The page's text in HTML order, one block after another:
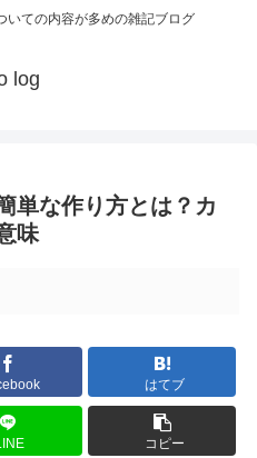
いての内容が多めの雑記ブログ
log
単な作り方とは？カ
味
はてブ
コピー